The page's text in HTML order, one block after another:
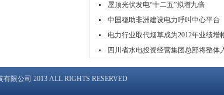
屋顶光伏发电“十二五”拟增九倍
中国稳助非洲建设电力呼叫中心平台
电力行业取代烟草成为2012年业绩增
四川省水电投资经营集团总部将整体
限公司 2013 ALL RIGHTS RESERVED